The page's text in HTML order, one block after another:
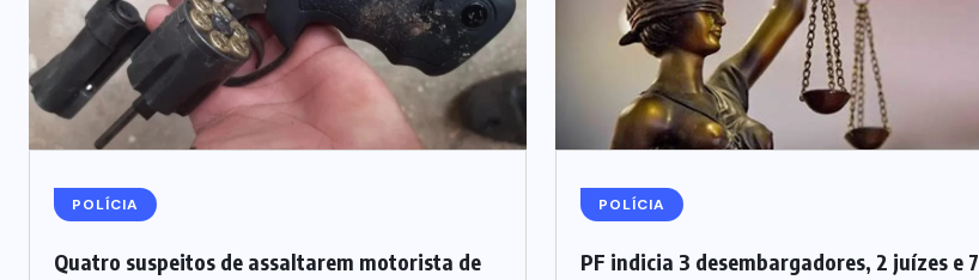
POLÍCIA
Quatro suspeitos de assaltarem motorista de
POLÍCIA
PF indicia 3 desembargadores, 2 juízes e 7